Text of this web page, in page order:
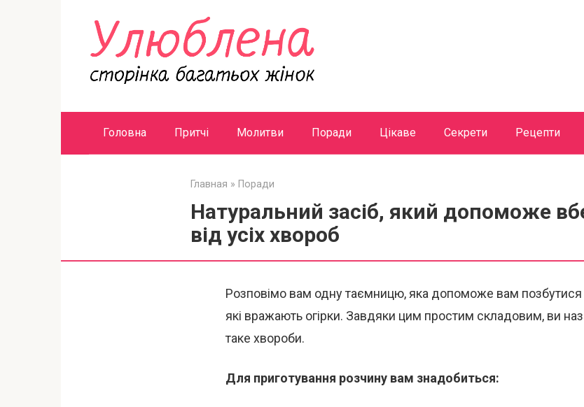
Головна Притчі Молитви Поради Цікаве Секрети Рецепти
Главная » Поради
Натуральний засіб, який допоможе
від усіх хвороб
Розповімо вам одну таємницю, яка допоможе вам позбутися
які вражають огірки. Завдяки цим простим складовим, ви
таке хвороби.
Для приготування розчину вам знадобиться: